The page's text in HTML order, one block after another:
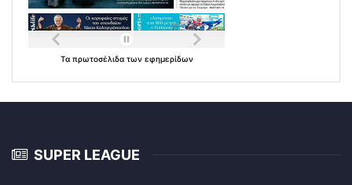
Τα πρωτοσέλιδα των εφημερίδων
SUPER LEAGUE